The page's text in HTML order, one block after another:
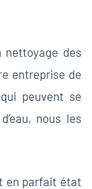
des
entreprise de
peuvent se
nous les
en parfait état